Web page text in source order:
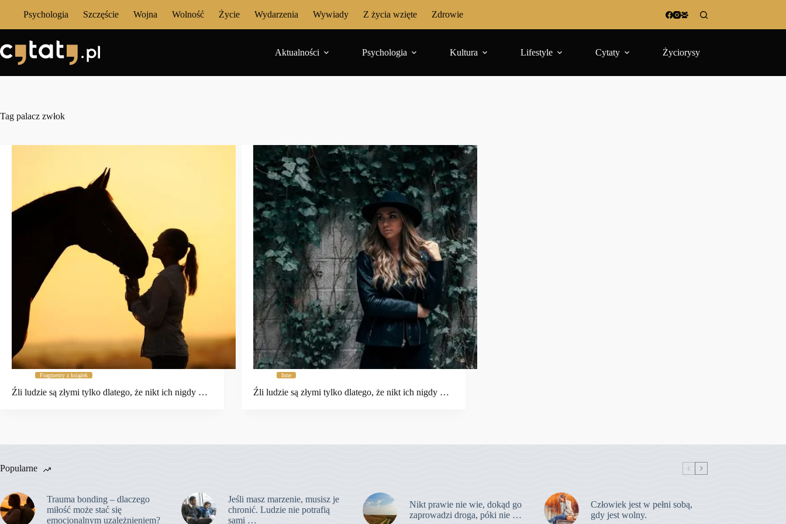
Psychologia Szczęście Wojna Wolność Życie Wydarzenia Wywiady Z życia wzięte Zdrowie
Aktualności Psychologia Kultura Lifestyle Cytaty Życiorysy
Tag palacz zwłok
Fragmenty z książek
Źli ludzie są złymi tylko dlatego, że nikt ich nigdy …
Inne
Źli ludzie są złymi tylko dlatego, że nikt ich nigdy …
Popularne
Trauma bonding – dlaczego
miłość może stać się
emocjonalnym uzależnieniem?
Jeśli masz marzenie, musisz je
chronić. Ludzie nie potrafią
sami …
Nikt prawie nie wie, dokąd go
zaprowadzi droga, póki nie …
Człowiek jest w pełni sobą,
gdy jest wolny.